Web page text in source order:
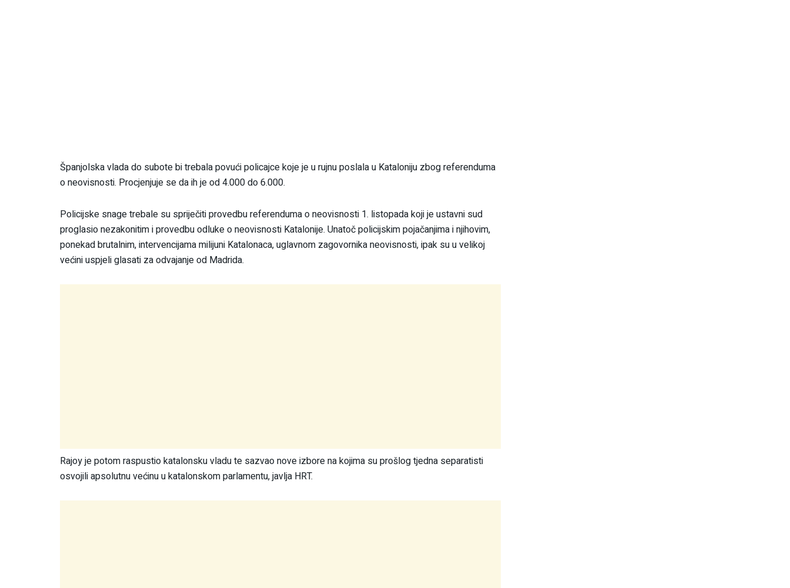
Španjolska vlada do subote bi trebala povući policajce koje je u rujnu poslala u Kataloniju zbog referenduma
o neovisnosti. Procjenjuje se da ih je od 4.000 do 6.000.
Policijske snage trebale su spriječiti provedbu referenduma o neovisnosti 1. listopada koji je ustavni sud
proglasio nezakonitim i provedbu odluke o neovisnosti Katalonije. Unatoč policijskim pojačanjima i njihovim,
ponekad brutalnim, intervencijama milijuni Katalonaca, uglavnom zagovornika neovisnosti, ipak su u velikoj
većini uspjeli glasati za odvajanje od Madrida.
Rajoy je potom raspustio katalonsku vladu te sazvao nove izbore na kojima su prošlog tjedna separatisti
osvojili apsolutnu većinu u katalonskom parlamentu, javlja HRT.